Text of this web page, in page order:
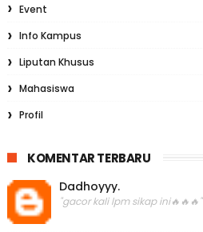
Event
Info Kampus
Liputan Khusus
Mahasiswa
Profil
KOMENTAR TERBARU
Dadhoyyy.
"gacor kali lpm sikap ini🔥🔥🔥"